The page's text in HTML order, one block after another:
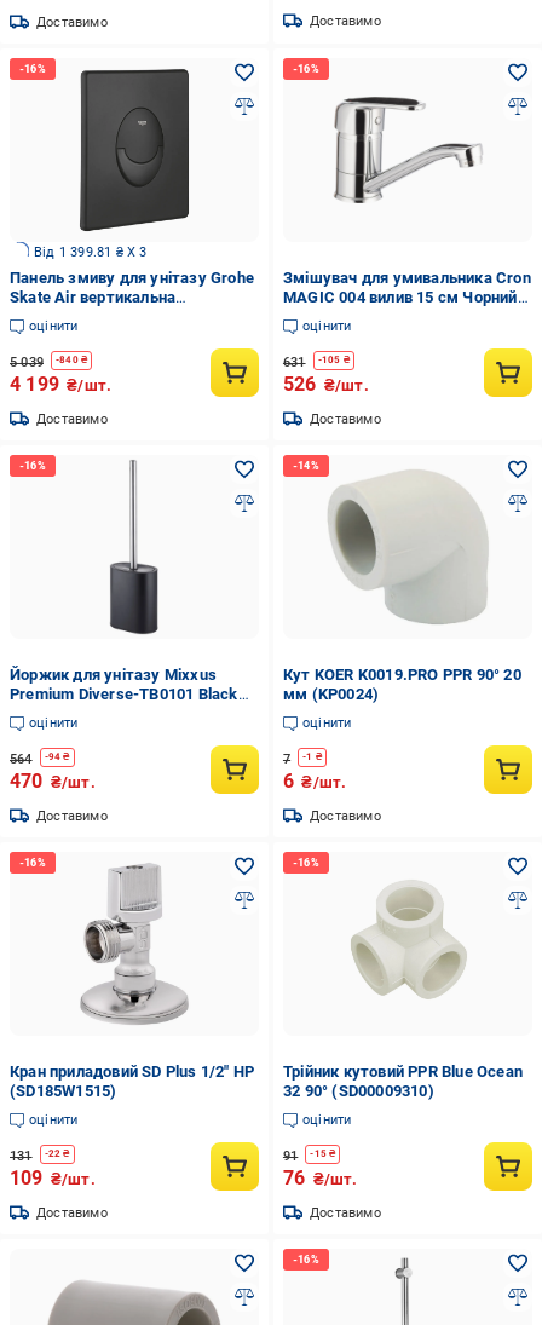
Доставимо Доставимо
Від 1 399.81 ₴ X 3
Панель змиву для унітазу Grohe
Skate Air вертикальна
(38505KF0)
оцінити
5 039 -840₴
4 199 ₴/шт.
Доставимо
Змішувач для умивальника Cron
MAGIC 004 вилив 15 см Чорний
(CR0107)
оцінити
631 -105 ₴
526 ₴/шт.
Доставимо
Йоржик для унітазу Mixxus
Premium Diverse-TB0101 Black
(MI7065)
оцінити
564 -94 ₴
470 ₴/шт.
Доставимо
Кут KOER K0019.PRO PPR 90° 20
мм (KP0024)
оцінити
7 -1 ₴
6 ₴/шт.
Доставимо
Кран приладовий SD Plus 1/2" НР
(SD185W1515)
оцінити
131 -22 ₴
109 ₴/шт.
Доставимо
Трійник кутовий PPR Blue Ocean
32 90° (SD00009310)
оцінити
91 -15₴
76 ₴/шт.
Доставимо